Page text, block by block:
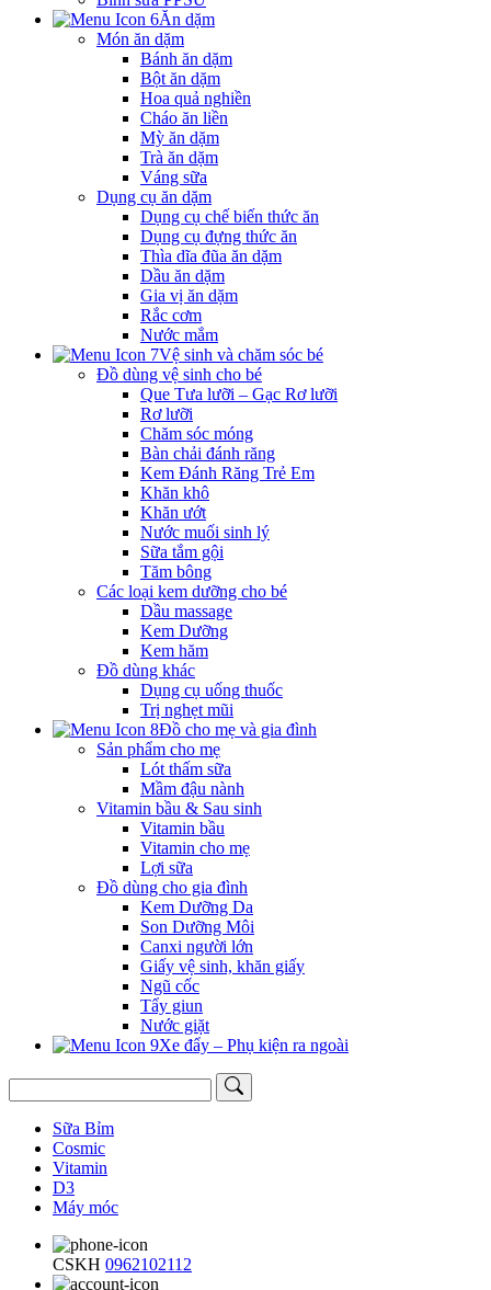
Ăn dặm
Món ăn dặm
Bánh ăn dặm
Bột ăn dặm
Hoa quả nghiền
Cháo ăn liền
Mỳ ăn dặm
Trà ăn dặm
Váng sữa
Dụng cụ ăn dặm
Dụng cụ chế biến thức ăn
Dụng cụ đựng thức ăn
Thìa dĩa đũa ăn dặm
Dầu ăn dặm
Gia vị ăn dặm
Rắc cơm
Nước mắm
Vệ sinh và chăm sóc bé
Đồ dùng vệ sinh cho bé
Que Tưa lưỡi – Gạc Rơ lưỡi
Rơ lưỡi
Chăm sóc móng
Bàn chải đánh răng
Kem Đánh Răng Trẻ Em
Khăn khô
Khăn ướt
Nước muối sinh lý
Sữa tắm gội
Tăm bông
Các loại kem dưỡng cho bé
Dầu massage
Kem Dưỡng
Kem hăm
Đồ dùng khác
Dụng cụ uống thuốc
Trị nghẹt mũi
Đồ cho mẹ và gia đình
Sản phẩm cho mẹ
Lót thấm sữa
Mầm đậu nành
Vitamin bầu & Sau sinh
Vitamin bầu
Vitamin cho mẹ
Lợi sữa
Đồ dùng cho gia đình
Kem Dưỡng Da
Son Dưỡng Môi
Canxi người lớn
Giấy vệ sinh, khăn giấy
Ngũ cốc
Tẩy giun
Nước giặt
Xe đẩy – Phụ kiện ra ngoài
Sữa Bỉm
Cosmic
Vitamin
D3
Máy móc
CSKH 0962102112